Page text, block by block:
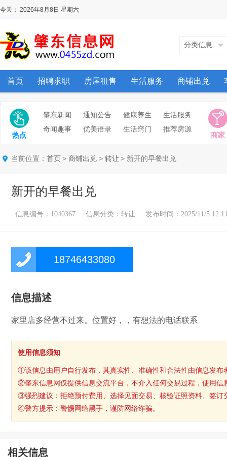
今天： 2026年8月8日 星期六
分类信息
首页 招聘求职 房屋租售 生活服务 商铺出兑
肇东新闻 通知公告 健康养生
生活服务
奇闻趣事
优美语录 生活窍门 推荐房源
热点 商家
当前位置： 首页 > 商铺出兑 > 转让 > 新开的早餐出兑
新开的早餐出兑
信息编号：1040367 信息分类：转让 发布时间：2025/11/5
18746433080
信息描述
家里店多经营不过来。位置好，，有想法的电话联系
使用信息须知
①该信息由用户自行发布，其真实性、准确性和合法性由信息发布
②肇东信息网仅提供信息交流平台，不介入任何交易过程，使用信
③强烈建议：拒绝预付费用、选择见面交易、核验证照资料、签订
④警方提示：警惕网络黑手，谨防网络诈骗。
相关信息